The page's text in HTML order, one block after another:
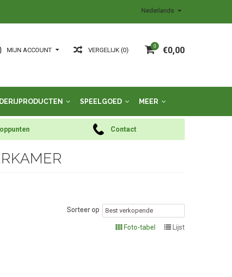
Nederlands
0 €0,00
VERGELIJK (0)
MIJN ACCOUNT
SPEELGOED MEER
Contact
Sorteer op
Foto-tabel Lijst